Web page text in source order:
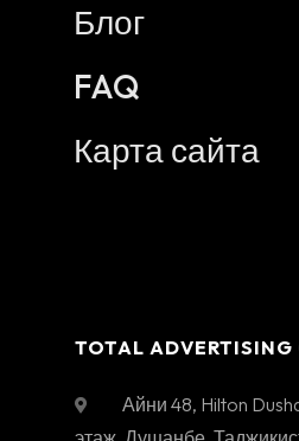
Блог
FAQ
Карта сайта
TOTAL ADVERTISING
Айни 48, Hilton